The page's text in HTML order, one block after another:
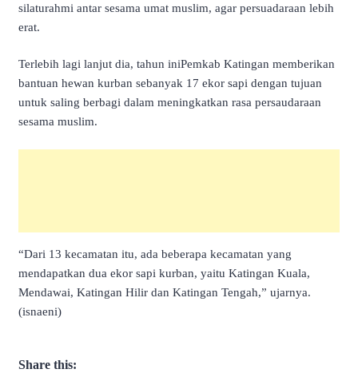
silaturahmi antar sesama umat muslim, agar persuadaraan lebih
erat.
Terlebih lagi lanjut dia, tahun iniPemkab Katingan memberikan
bantuan hewan kurban sebanyak 17 ekor sapi dengan tujuan
untuk saling berbagi dalam meningkatkan rasa persaudaraan
sesama muslim.
“Dari 13 kecamatan itu, ada beberapa kecamatan yang
mendapatkan dua ekor sapi kurban, yaitu Katingan Kuala,
Mendawai, Katingan Hilir dan Katingan Tengah,” ujarnya.
(isnaeni)
Share this: